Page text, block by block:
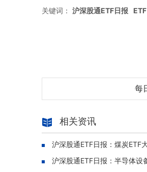
关键词： 沪深股通ETF日报
每
相关资讯
沪深股通ETF日报：煤炭
沪深股通ETF日报：半导体